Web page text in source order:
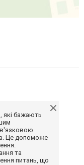
які бажають
Це допоможе
та
питань, що